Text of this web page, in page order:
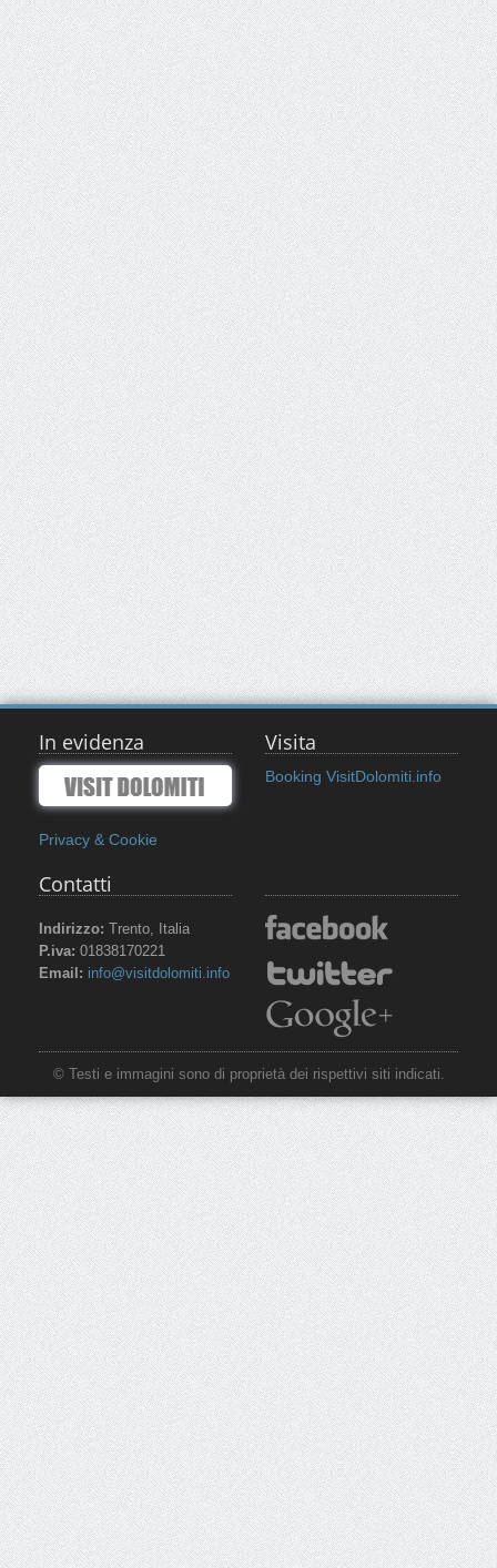
In evidenza
Privacy & Cookie
Visita
Booking VisitDolomiti.info
Contatti
Indirizzo: Trento, Italia
P.iva: 01838170221
Email: info@visitdolomiti.info
© Testi e immagini sono di proprietà dei rispettivi siti indicati.